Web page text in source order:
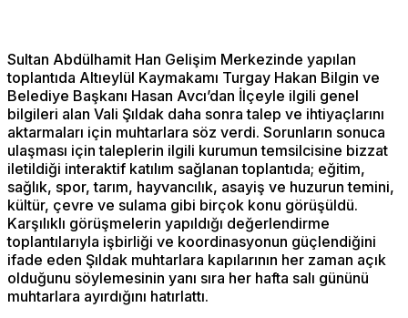
Sultan Abdülhamit Han Gelişim Merkezinde yapılan
toplantıda Altıeylül Kaymakamı Turgay Hakan Bilgin ve
Belediye Başkanı Hasan Avcı’dan İlçeyle ilgili genel
bilgileri alan Vali Şıldak daha sonra talep ve ihtiyaçlarını
aktarmaları için muhtarlara söz verdi. Sorunların sonuca
ulaşması için taleplerin ilgili kurumun temsilcisine bizzat
iletildiği interaktif katılım sağlanan toplantıda; eğitim,
sağlık, spor, tarım, hayvancılık, asayiş ve huzurun temini,
kültür, çevre ve sulama gibi birçok konu görüşüldü.
Karşılıklı görüşmelerin yapıldığı değerlendirme
toplantılarıyla işbirliği ve koordinasyonun güçlendiğini
ifade eden Şıldak muhtarlara kapılarının her zaman açık
olduğunu söylemesinin yanı sıra her hafta salı gününü
muhtarlara ayırdığını hatırlattı.